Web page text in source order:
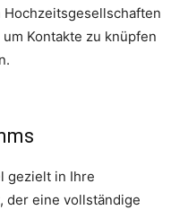
Kontakte zu knüpfen
gezielt in Ihre
der eine vollständige